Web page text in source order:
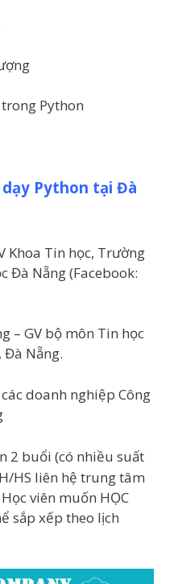
Python
Python tại Đà
Khoa Tin học, Trường
Đà Nẵng (Facebook:
– GV bộ môn Tin học
Đà Nẵng.
doanh nghiệp Công
2 buổi (có nhiều suất
HS liên hệ trung tâm
viên muốn HỌC
sắp xếp theo lịch